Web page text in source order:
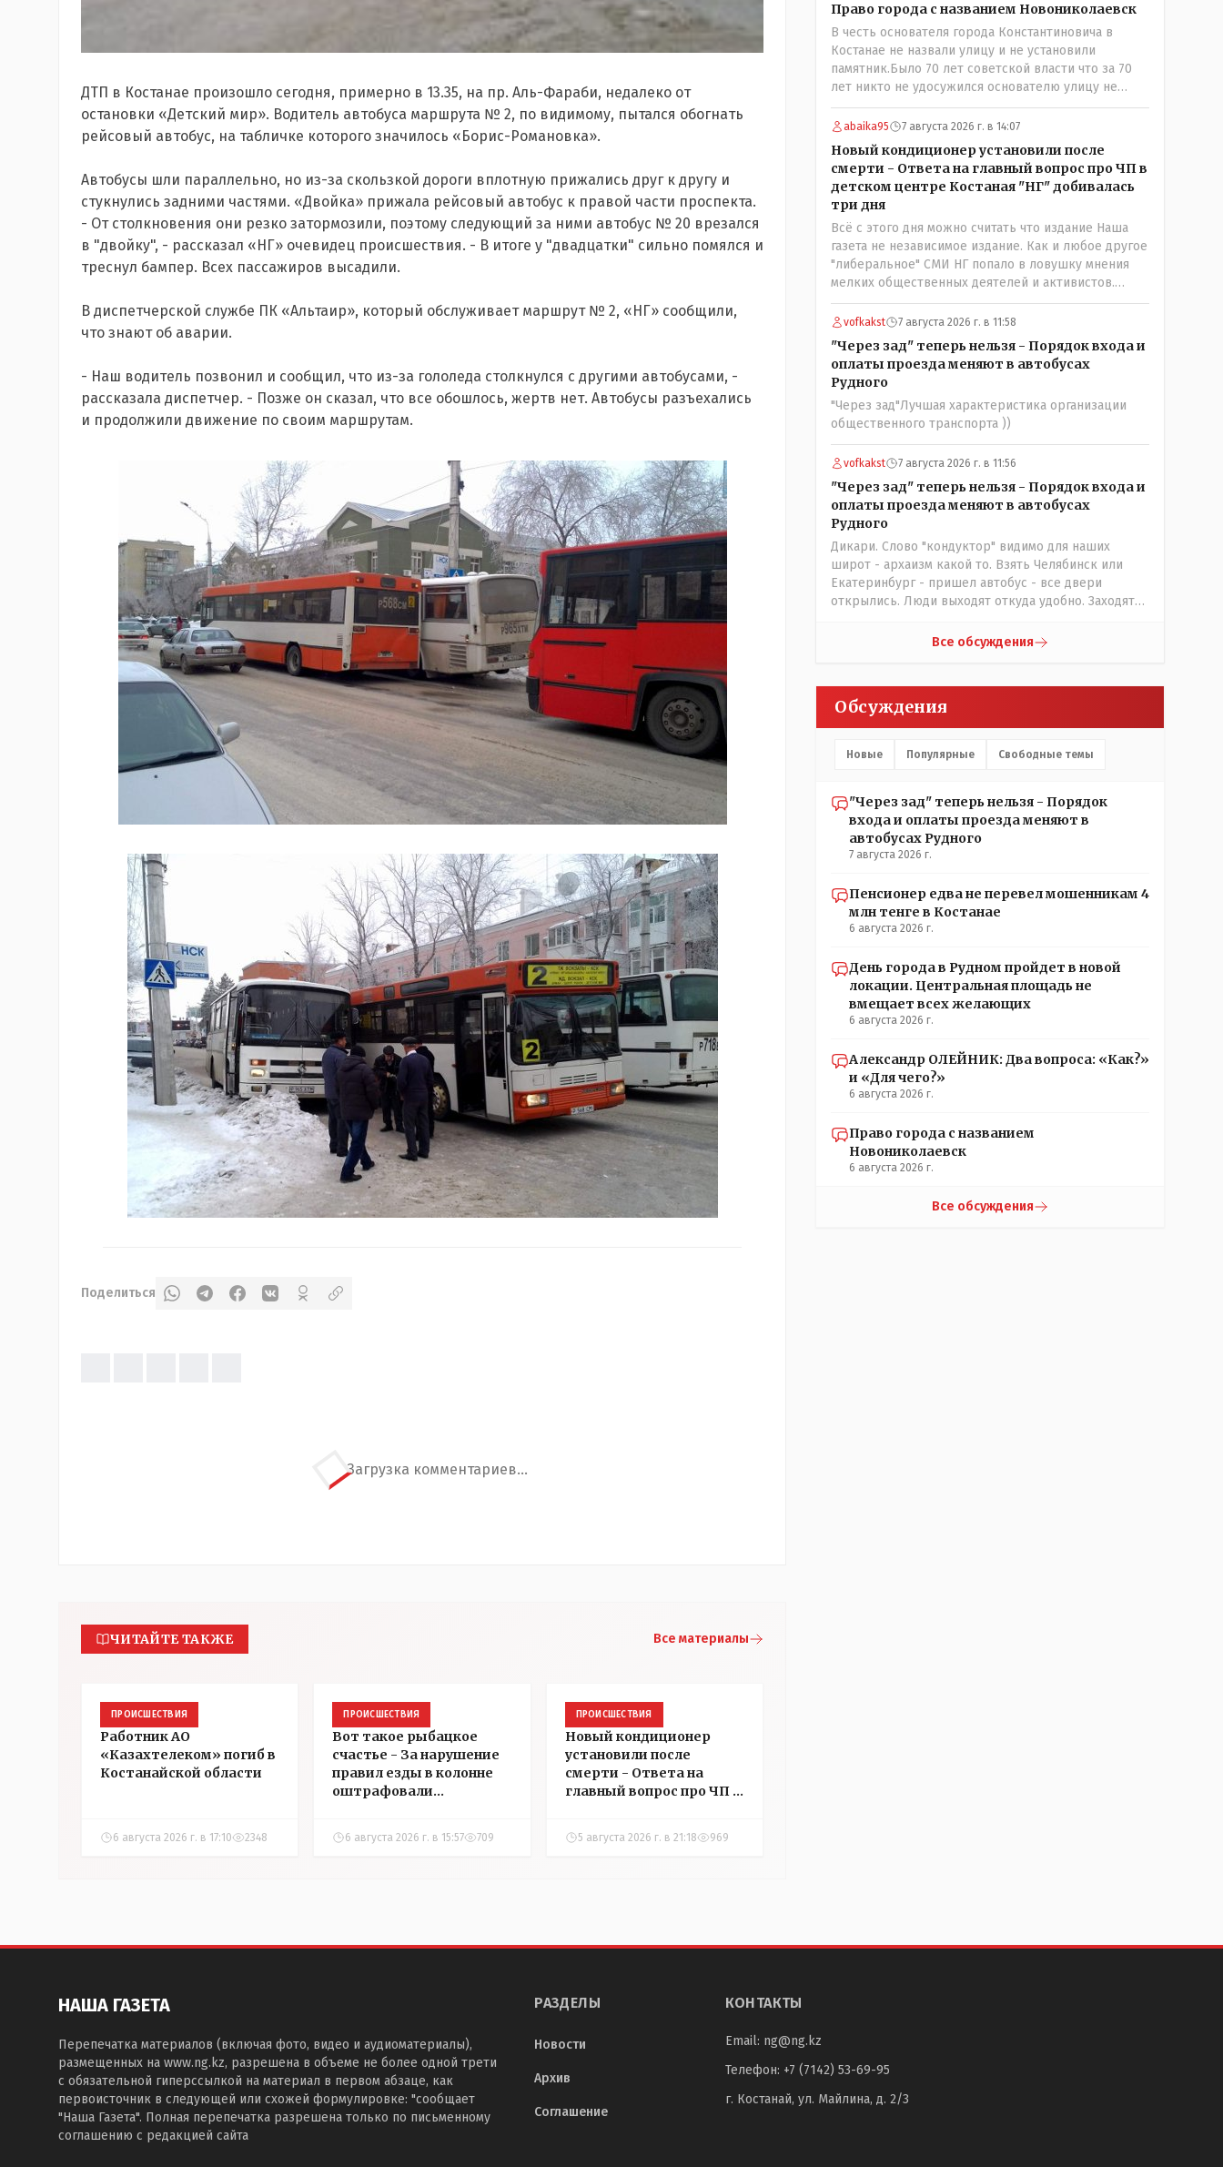
ДТП в Костанае произошло сегодня, примерно в 13.35, на пр. Аль-Фараби, недалеко от
остановки «Детский мир». Водитель автобуса маршрута № 2, по видимому, пытался обогнать
рейсовый автобус, на табличке которого значилось «Борис-Романовка».
Автобусы шли параллельно, но из-за скользкой дороги вплотную прижались друг к другу и
стукнулись задними частями. «Двойка» прижала рейсовый автобус к правой части проспекта.
- От столкновения они резко затормозили, поэтому следующий за ними автобус № 20 врезался
в "двойку", - рассказал «НГ» очевидец происшествия. - В итоге у "двадцатки" сильно помялся и
треснул бампер. Всех пассажиров высадили.
В диспетчерской службе ПК «Альтаир», который обслуживает маршрут № 2, «НГ» сообщили,
что знают об аварии.
- Наш водитель позвонил и сообщил, что из-за гололеда столкнулся с другими автобусами, -
рассказала диспетчер. - Позже он сказал, что все обошлось, жертв нет. Автобусы разъехались
и продолжили движение по своим маршрутам.
Поделиться
Загрузка комментариев...
ЧИТАЙТЕ ТАКЖЕ Все материалы
ПРОИСШЕСТВИЯ
Работник АО
«Казахтелеком» погиб в
Костанайской области
6 августа 2026 г. в 17:10 2348
ПРОИСШЕСТВИЯ
Вот такое рыбацкое
счастье - За нарушение
правил езды в колонне
оштрафовали
Аркалыке
6 августа 2026 г. в 15:57 709
ПРОИСШЕСТВИЯ
Новый кондиционер
установили после
смерти - Ответа на
главный вопрос про ЧП в
добивалась три дня
5 августа 2026 г. в 21:18 969
редакция не будет. Но мы будем публиковать
полную и объективную информацию. А потом
продолжать тему. если выяснятся новые
обстоятельства.
Право города с названием Новониколаевск
В честь основателя города Константиновича в
Костанае не назвали улицу и не установили
памятник.Было 70 лет советской власти что за 70
лет никто не удосужился основателю улицу не
назвать? Не комильфо было генерал-губернаторам
улицы дарить? При СССР что то знали о нем такое
нехорошее? Ну и сейчас значит не надо. Обойдёмся
как-нибудь vofkakst: Где ономасты, которые топят
за возвращение исторических названийТак
вернули же историческое Кустанай коренное
название городишка
abaika95 7 августа 2026 г. в 14:07
Новый кондиционер установили после
смерти - Ответа на главный вопрос про ЧП в
детском центре Костаная "НГ" добивалась
три дня
Всё с этого дня можно считать что издание Наша
газета не независимое издание. Как и любое другое
"либеральное" СМИ НГ попало в ловушку мнения
мелких общественных деятелей и активистов.
Теперь любой активист и НПОшник будет поносить
и диктовать условия газете информационно
бомбордируя ее пока та не начнет писать "как
надо" определенному кругу лиц. Редакторская
политика, коллектив журналистов уже ниче не
значат. Прискорбно и иронично
vofkakst 7 августа 2026 г. в 11:58
"Через зад" теперь нельзя - Порядок входа и
оплаты проезда меняют в автобусах
Рудного
"Через зад"Лучшая характеристика организации
общественного транспорта ))
vofkakst 7 августа 2026 г. в 11:56
"Через зад" теперь нельзя - Порядок входа и
оплаты проезда меняют в автобусах
Рудного
Дикари. Слово "кондуктор" видимо для наших
широт - архаизм какой то. Взять Челябинск или
Екатеринбург - пришел автобус - все двери
открылись. Люди выходят откуда удобно. Заходят
каждой двери есть валидатор), либо кондуктор
Кондуктор - помимо удобства - несомненно
рабочие места. Сколько людей можно
трудоустроить? Но зачем, когда водитель должен и
на дорогу смотреть, и оплату контролировать , и (в
нас прогресс почему-то идет с регрессом рука об
руку. Любую хорошую задумку умудряемся
похерить(
Все обсуждения
Обсуждения
Новые Популярные Свободные темы
"Через зад" теперь нельзя - Порядок
входа и оплаты проезда меняют в
автобусах Рудного
7 августа 2026 г.
Пенсионер едва не перевел мошенникам 4
млн тенге в Костанае
6 августа 2026 г.
День города в Рудном пройдет в новой
локации. Центральная площадь не
вмещает всех желающих
6 августа 2026 г.
Александр ОЛЕЙНИК: Два вопроса: «Как?»
и «Для чего?»
6 августа 2026 г.
Право города с названием
Новониколаевск
6 августа 2026 г.
Все обсуждения
НАША ГАЗЕТА
Перепечатка материалов (включая фото, видео и аудиоматериалы),
размещенных на www.ng.kz, разрешена в объеме не более одной трети
с обязательной гиперссылкой на материал в первом абзаце, как
первоисточник в следующей или схожей формулировке: "сообщает
"Наша Газета". Полная перепечатка разрешена только по письменному
соглашению с редакцией сайта
РАЗДЕЛЫ
Новости
Архив
Соглашение
КОНТАКТЫ
Email: ng@ng.kz
Телефон: +7 (7142) 53-69-95
г. Костанай, ул. Майлина, д. 2/3